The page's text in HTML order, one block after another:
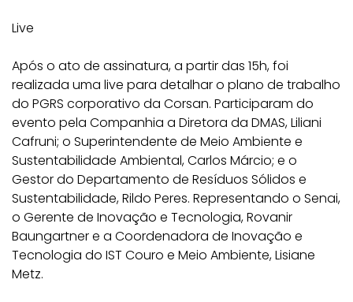
Live
Após o ato de assinatura, a partir das 15h, foi
realizada uma live para detalhar o plano de trabalho
do PGRS corporativo da Corsan. Participaram do
evento pela Companhia a Diretora da DMAS, Liliani
Cafruni; o Superintendente de Meio Ambiente e
Sustentabilidade Ambiental, Carlos Márcio; e o
Gestor do Departamento de Resíduos Sólidos e
Sustentabilidade, Rildo Peres. Representando o Senai,
o Gerente de Inovação e Tecnologia, Rovanir
Baungartner e a Coordenadora de Inovação e
Tecnologia do IST Couro e Meio Ambiente, Lisiane
Metz.